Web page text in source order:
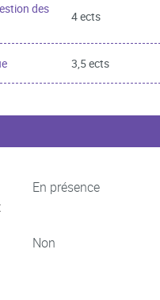
des
4 ects
3,5 ects
En présence
Non